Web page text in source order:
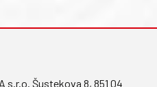
s.r.o. Šustekova 8, 851 04